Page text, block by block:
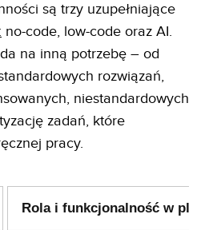
są trzy uzupełniające
no-code, low-code oraz AI.
na inną potrzebę – od
rozwiązań,
niestandardowych
zadań, które
pracy.
Rola i funkcjonalność w